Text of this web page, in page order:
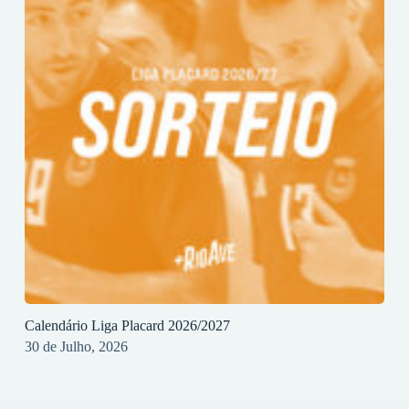
Calendário Liga Placard 2026/2027
30 de Julho, 2026